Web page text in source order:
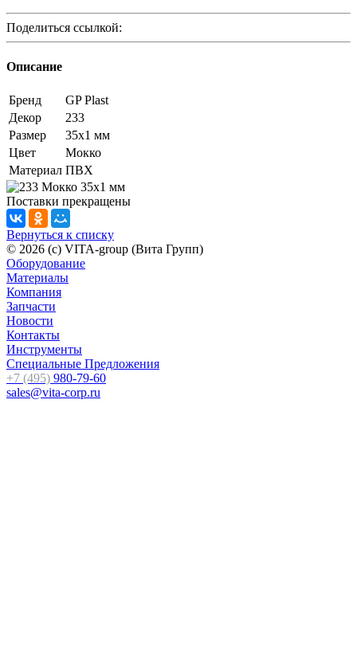
Поделиться ссылкой:
Описание
Бренд
GP Plast
Декор
233
Размер
35x1 мм
Цвет
Мокко
Материал ПВХ
Поставки прекращены
Вернуться к списку
© 2026 (c) VITA-group (Вита Групп)
Оборудование
Материалы
Компания
Запчасти
Новости
Контакты
Инструменты
Специальные Предложения
+7 (495) 980-79-60
sales@vita-corp.ru